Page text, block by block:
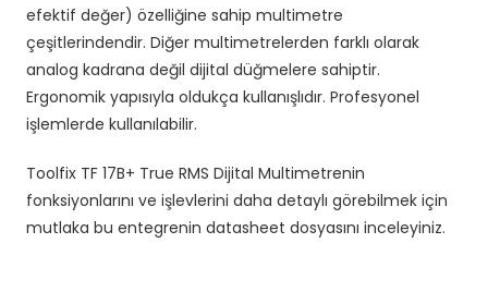
efektif değer) özelliğine sahip multimetre
çeşitlerindendir. Diğer multimetrelerden farklı olarak
analog kadrana değil dijital düğmelere sahiptir.
Ergonomik yapısıyla oldukça kullanışlıdır. Profesyonel
işlemlerde kullanılabilir.
Toolfix TF 17B+ True RMS Dijital Multimetrenin
fonksiyonlarını ve işlevlerini daha detaylı görebilmek için
mutlaka bu entegrenin datasheet dosyasını inceleyiniz.